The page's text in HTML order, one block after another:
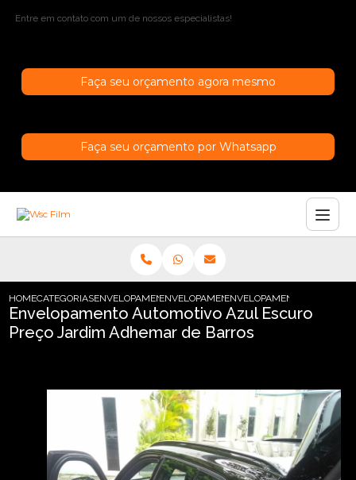
Entre em contato com um de nossos especialistas!
Faça seu orçamento agora mesmo
Faça seu orçamento por Whatsapp
HOMECATEGORIASENVELOPAMENTO AUTOMOTIVO
ENVELOPAMENTO AUTOMOTIVO BRANCO
ENVELOPAMENTO
Envelopamento Automotivo Azul Escuro
Preço Jardim Adhemar de Barros